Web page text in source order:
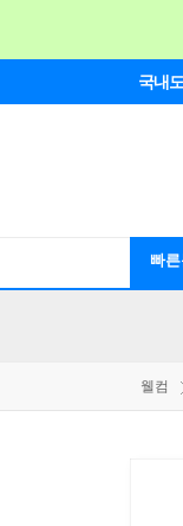
국내
빠른
웰컴